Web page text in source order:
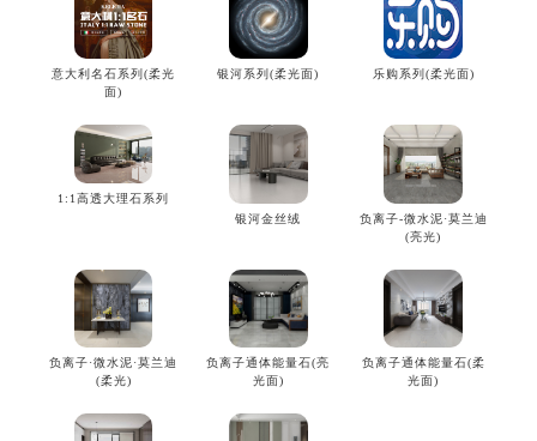
意大利名石系列(柔光
面)
银河系列(柔光面) 乐购系列(柔光面)
1:1高透大理石系列
银河金丝绒
负离子-微水泥·莫兰迪
(亮光)
负离子·微水泥·莫兰迪
(柔光)
负离子通体能量石(亮
光面)
负离子通体能量石(柔
光面)